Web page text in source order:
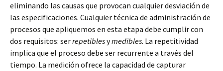
eliminando las causas que provocan cualquier desviación de
las especificaciones. Cualquier técnica de administración de
procesos que apliquemos en esta etapa debe cumplir con
dos requisitos: serrepetiblesymedibles. La repetitividad
implica que el proceso debe ser recurrente a través del
tiempo. La medición ofrece la capacidad de capturar